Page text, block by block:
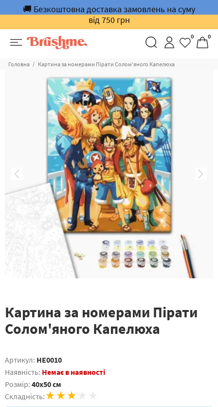
🚚 Безкоштовна доставка замовлень на суму
від 750 грн
0 0
Головна Картина за номерами Пірати Солом'яного Капелюха
Картина за номерами Пірати
Солом'яного Капелюха
Артикул: HE0010
Наявність: Немає в наявності
Розмір: 40x50 см
Складність: